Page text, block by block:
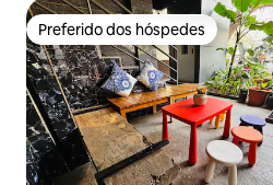
Preferido dos hóspedes
Preferido dos hóspedes